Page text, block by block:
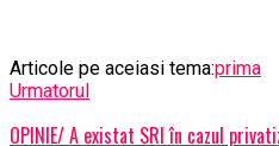
Articole pe aceiasi tema:prima
Urmatorul
OPINIE/ A existat SRI în cazul